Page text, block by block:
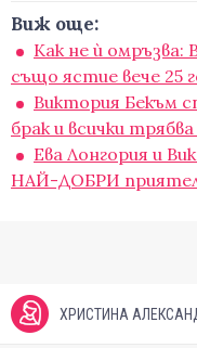
Виж още:
Как не ѝ омръзва:
също ястие вече 25
Виктория Бекъм
брак и всички
Ева Лонгория и
НАЙ-ДОБРИ
ХРИСТИНА